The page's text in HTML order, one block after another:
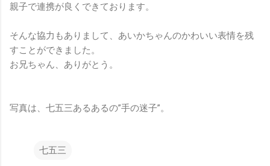
親子で連携が良くできております。
そんな協力もありまして、あいかちゃんのかわいい表情を残
すことができました。
お兄ちゃん、ありがとう。
写真は、七五三あるあるの”手の迷子”。
七五三